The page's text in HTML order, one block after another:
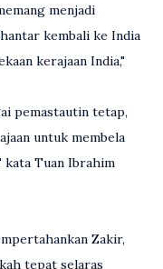
menjadi
kembali ke India
kerajaan India,"
pemastautin tetap,
untuk membela
kata Tuan Ibrahim
Zakir,
tepat selaras